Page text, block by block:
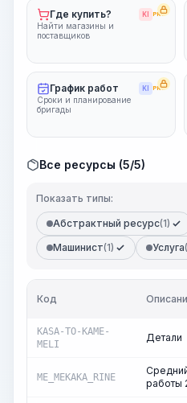
Где купить? KI PRO
Найти магазины и
поставщиков
График работ KI PRO
Сроки и планирование
бригады
Все ресурсы (5/5)
Показать типы:
Абстрактный ресурс(1)
Машинист(1) Услуга
Код
KASA-TO-KAME-
MELI
Детали
ME_MEKAKA_RINE
работы